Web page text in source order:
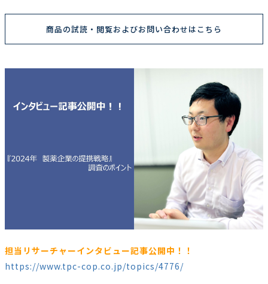
商品の試読・閲覧およびお問い合わせはこちら
担当リサーチャーインタビュー記事公開中！！
https://www.tpc-cop.co.jp/topics/4776/